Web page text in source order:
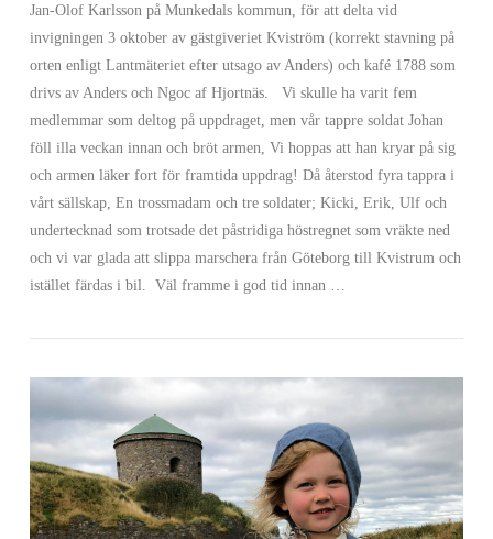
VIEW POST
Jan-Olof Karlsson på Munkedals kommun, för att delta vid
invigningen 3 oktober av gästgiveriet Kviström (korrekt stavning på
orten enligt Lantmäteriet efter utsago av Anders) och kafé 1788 som
drivs av Anders och Ngoc af Hjortnäs. Vi skulle ha varit fem
medlemmar som deltog på uppdraget, men vår tappre soldat Johan
föll illa veckan innan och bröt armen, Vi hoppas att han kryar på sig
och armen läker fort för framtida uppdrag! Då återstod fyra tappra i
vårt sällskap, En trossmadam och tre soldater; Kicki, Erik, Ulf och
undertecknad som trotsade det påstridiga höstregnet som vräkte ned
och vi var glada att slippa marschera från Göteborg till Kvistrum och
istället färdas i bil. Väl framme i god tid innan …